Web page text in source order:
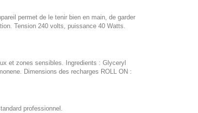
permet de le tenir bien en main, de garder
Tension 240 volts, puissance 40 Watts.
et zones sensibles. Ingredients : Glyceryl
Dimensions des recharges ROLL ON :
professionnel.